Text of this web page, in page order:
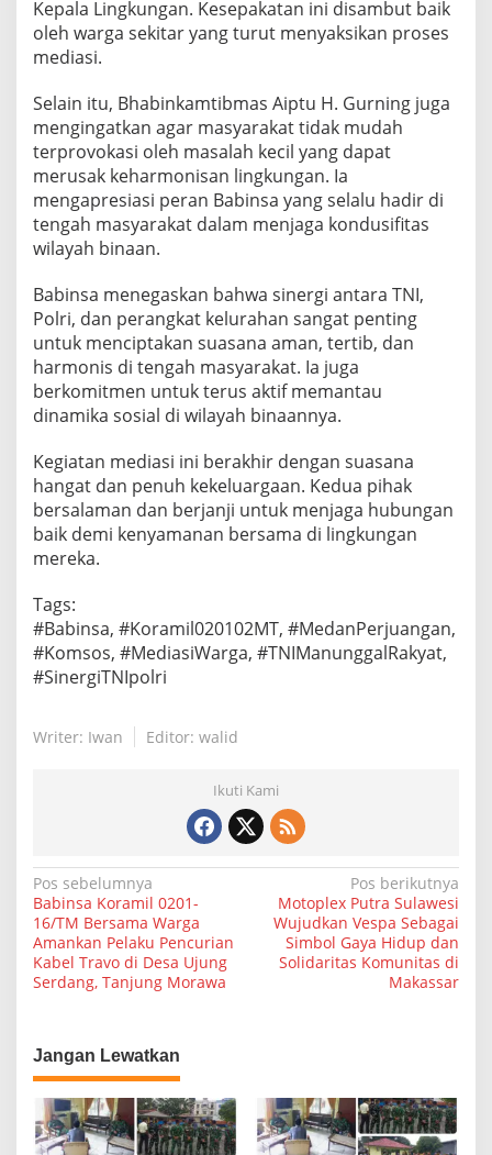
Kepala Lingkungan. Kesepakatan ini disambut baik
oleh warga sekitar yang turut menyaksikan proses
mediasi.
Selain itu, Bhabinkamtibmas Aiptu H. Gurning juga
mengingatkan agar masyarakat tidak mudah
terprovokasi oleh masalah kecil yang dapat
merusak keharmonisan lingkungan. Ia
mengapresiasi peran Babinsa yang selalu hadir di
tengah masyarakat dalam menjaga kondusifitas
wilayah binaan.
Babinsa menegaskan bahwa sinergi antara TNI,
Polri, dan perangkat kelurahan sangat penting
untuk menciptakan suasana aman, tertib, dan
harmonis di tengah masyarakat. Ia juga
berkomitmen untuk terus aktif memantau
dinamika sosial di wilayah binaannya.
Kegiatan mediasi ini berakhir dengan suasana
hangat dan penuh kekeluargaan. Kedua pihak
bersalaman dan berjanji untuk menjaga hubungan
baik demi kenyamanan bersama di lingkungan
mereka.
Tags:
#Babinsa, #Koramil020102MT, #MedanPerjuangan,
#Komsos, #MediasiWarga, #TNIManunggalRakyat,
#SinergiTNIpolri
Writer: Iwan Editor: walid
Ikuti Kami
N
a
v
i
a
s
p
Pos sebelumnya
Babinsa Koramil 0201-
16/TM Bersama Warga
Amankan Pelaku Pencurian
Kabel Travo di Desa Ujung
Serdang, Tanjung Morawa
Pos berikutnya
Motoplex Putra Sulawesi
Wujudkan Vespa Sebagai
Simbol Gaya Hidup dan
Solidaritas Komunitas di
Makassar
Jangan Lewatkan